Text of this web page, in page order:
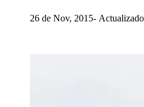
26 de Nov, 2015